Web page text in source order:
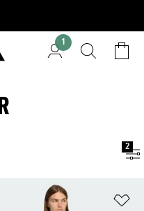
1
2
till på önskelistan